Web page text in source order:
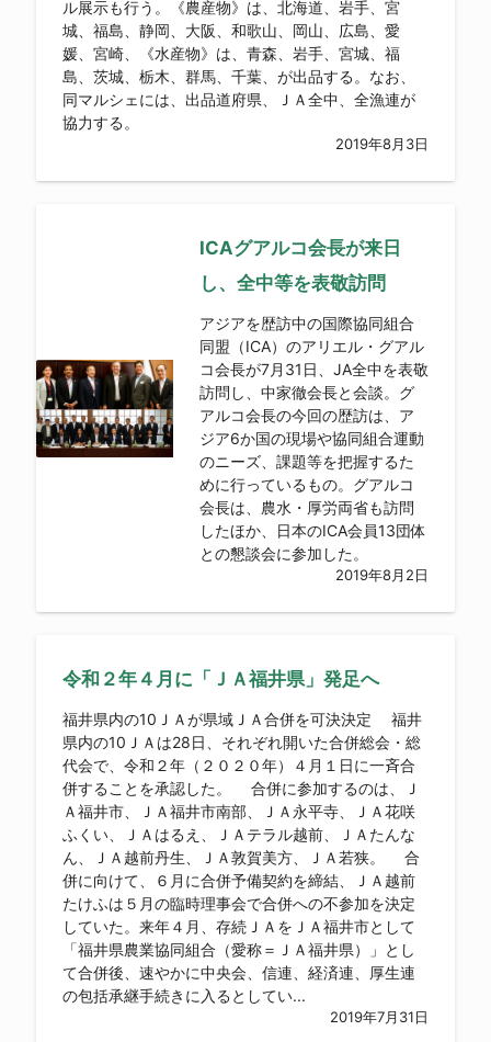
ル展示も行う。《農産物》は、北海道、岩手、宮
城、福島、静岡、大阪、和歌山、岡山、広島、愛
媛、宮崎、《水産物》は、青森、岩手、宮城、福
島、茨城、栃木、群馬、千葉、が出品する。なお、
同マルシェには、出品道府県、ＪＡ全中、全漁連が
協力する。
2019年8月3日
ICAグアルコ会長が来日
し、全中等を表敬訪問
アジアを歴訪中の国際協同組合
同盟（ICA）のアリエル・グアル
コ会長が7月31日、JA全中を表敬
訪問し、中家徹会長と会談。グ
アルコ会長の今回の歴訪は、ア
ジア6か国の現場や協同組合運動
のニーズ、課題等を把握するた
めに行っているもの。グアルコ
会長は、農水・厚労両省も訪問
したほか、日本のICA会員13団体
との懇談会に参加した。
2019年8月2日
令和２年４月に「ＪＡ福井県」発足へ
福井県内の10ＪＡが県域ＪＡ合併を可決決定 福井
県内の10ＪＡは28日、それぞれ開いた合併総会・総
代会で、令和２年（２０２０年）４月１日に一斉合
併することを承認した。 合併に参加するのは、Ｊ
Ａ福井市、ＪＡ福井市南部、ＪＡ永平寺、ＪＡ花咲
ふくい、ＪＡはるえ、ＪＡテラル越前、ＪＡたんな
ん、ＪＡ越前丹生、ＪＡ敦賀美方、ＪＡ若狭。 合
併に向けて、６月に合併予備契約を締結、ＪＡ越前
たけふは５月の臨時理事会で合併への不参加を決定
していた。来年４月、存続ＪＡをＪＡ福井市として
「福井県農業協同組合（愛称＝ＪＡ福井県）」とし
て合併後、速やかに中央会、信連、経済連、厚生連
の包括承継手続きに入るとしてい...
2019年7月31日